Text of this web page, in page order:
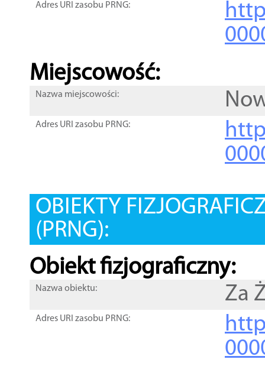
Adres URI zasobu PRNG:
Miejscowość:
Nazwa miejscowości:
Adres URI zasobu PRNG:
OBIEKTY
(PRNG):
Obiekt fizjograficzny:
Nazwa obiektu: Za
Adres URI zasobu PRNG: